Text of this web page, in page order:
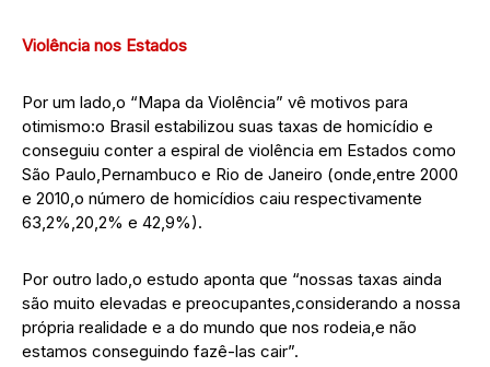
Violência nos Estados
Por um lado,o “Mapa da Violência” vê motivos para
otimismo:o Brasil estabilizou suas taxas de homicídio e
conseguiu conter a espiral de violência em Estados como
São Paulo,Pernambuco e Rio de Janeiro (onde,entre 2000
e 2010,o número de homicídios caiu respectivamente
63,2%,20,2% e 42,9%).
Por outro lado,o estudo aponta que “nossas taxas ainda
são muito elevadas e preocupantes,considerando a nossa
própria realidade e a do mundo que nos rodeia,e não
estamos conseguindo fazê-las cair”.